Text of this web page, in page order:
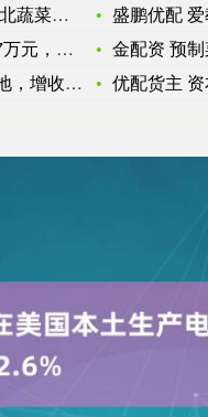
发市场
下降
，振兴大
盛鹏优配 爱
金配资 预制菜
优配货主 资本